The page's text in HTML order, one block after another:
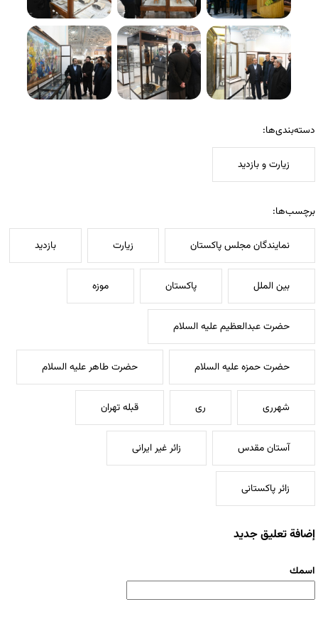
دسته‌بندی‌ها:
زیارت و بازدید
برچسب‌ها:
نمایندگان مجلس پاکستان زیارت بازدید
بین الملل پاکستان موزه
حضرت عبدالعظیم علیه السلام
حضرت حمزه علیه السلام حضرت طاهر علیه السلام
شهرری ری قبله تهران
آستان مقدس زائر غیر ایرانی
زائر پاکستانی
إضافة تعليق جديد
‏اسمك ‏